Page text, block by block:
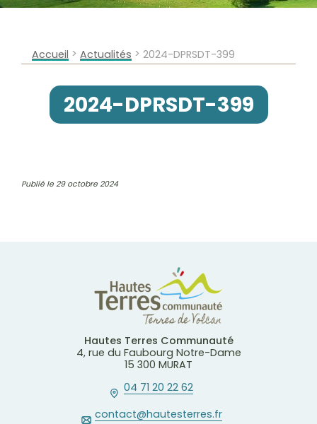
Accueil > Actualités > 2024-DPRSDT-399
2024-DPRSDT-399
Publié le 29 octobre 2024
Hautes Terres Communauté
4, rue du Faubourg Notre-Dame
15 300 MURAT
04 71 20 22 62
contact@hautesterres.fr